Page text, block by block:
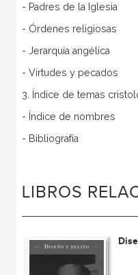
- Padres de la Iglesia
- Órdenes religiosas
- Jerarquía angélica
- Virtudes y pecados
3. Índice de temas
- Índice de nombres
- Bibliografía
LIBROS